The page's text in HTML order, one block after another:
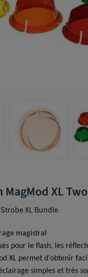
XL
XL Bundle
magistral
pour le flash, les
XL permet d'obtenir
simples et très